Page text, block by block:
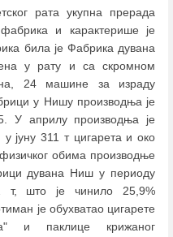
рата укупна прерада
и карактерише је
била је Фабрика дувана
у рату и са скромном
24 машине за израду
у Нишу производња је
У априлу производња је
јуну 311 т цигарета и око
обима производње
дувана Ниш у периоду
т, што је чинило 25,9%
је обухватао цигарете
и паклице крижаног